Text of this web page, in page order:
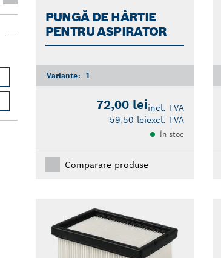
PUNGĂ DE HÂRTIE
PENTRU ASPIRATOR
Variante: 1
72,00 leiincl. TVA
59,50 leiexcl. TVA
În stoc
Comparare produse